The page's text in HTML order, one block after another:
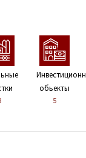
обьекты
5